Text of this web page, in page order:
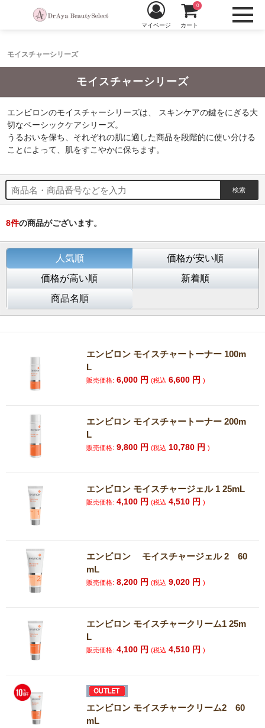
モイスチャーシリーズ
マイページ カート
0
モイスチャーシリーズ
エンビロンのモイスチャーシリーズは、 スキンケアの鍵をにぎる大
切なベーシックケアシリーズ。
うるおいを保ち、それぞれの肌に適した商品を段階的に使い分ける
ことによって、肌をすこやかに保ちます。
8件の商品がございます。
人気順
価格が安い順
価格が高い順
新着順
商品名順
エンビロン モイスチャートーナー 100m
L
販売価格: 6,000 円(税込 6,600 円)
エンビロン モイスチャートーナー 200m
L
販売価格: 9,800 円(税込 10,780 円)
エンビロン モイスチャージェル 1 25mL
販売価格: 4,100 円(税込 4,510 円)
エンビロン モイスチャージェル 2 60
mL
販売価格: 8,200 円(税込 9,020 円)
エンビロン モイスチャークリーム1 25m
L
販売価格: 4,100 円(税込 4,510 円)
エンビロン モイスチャークリーム2 60
mL